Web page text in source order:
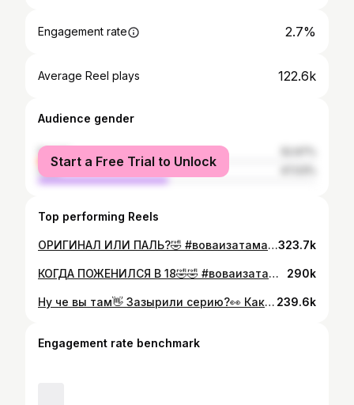
Engagement rate 2.7%
Average Reel plays 122.6k
Audience gender
female
male
Start a Free Trial to Unlock
Top performing Reels
ОРИГИНАЛ ИЛИ ПАЛЬ?🤣 #воваизатаманово #сериал323.7k
КОГДА ПОЖЕНИЛСЯ В 18🤣🤣 #воваизатаманово #юмор #приколы #сериал #labelcom #mediumquality 290k
Ну че вы там👋 Зазырили серию?👀 Как вам?😁 #воваизатаманово #labelcom #mediumquality 239.6k
Engagement rate benchmark